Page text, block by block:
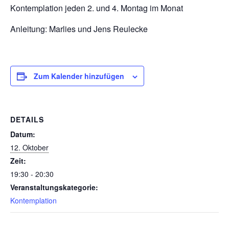
Kontemplation jeden 2. und 4. Montag im Monat
Anleitung: Marlies und Jens Reulecke
Zum Kalender hinzufügen
DETAILS
Datum:
12. Oktober
Zeit:
19:30 - 20:30
Veranstaltungskategorie:
Kontemplation